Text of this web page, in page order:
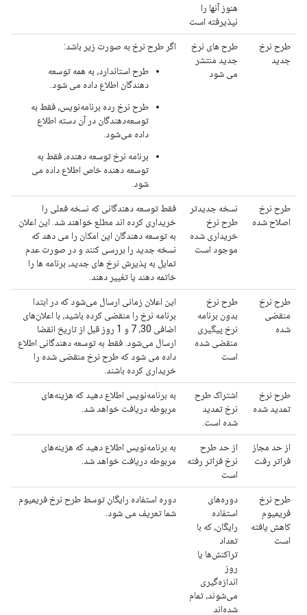
هنوز آنها را
نپذیرفته است
طرح نرخ
جدید
طرح های نرخ
جدید منتشر
می شود
اگر طرح نرخ به صورت زیر باشد:
طرح استاندارد، به همه توسعه
دهندگان اطلاع داده می شود.
طرح نرخ رده برنامه‌نویس، فقط به
توسعه‌دهندگان در آن دسته اطلاع
داده می‌شود.
برنامه نرخ توسعه دهنده، فقط به
توسعه دهنده خاص اطلاع داده می
شود.
طرح نرخ
اصلاح شده
نسخه جدیدتر
طرح نرخ
خریداری شده
موجود است
فقط توسعه دهندگانی که نسخه فعلی را
خریداری کرده اند مطلع خواهند شد. این اعلان
به توسعه دهندگان این امکان را می دهد که
نسخه جدید را بررسی کنند و در صورت عدم
تمایل به پذیرش نرخ های جدید، برنامه ها را
خاتمه دهند یا تغییر دهند.
طرح نرخ
منقضی
شده
طرح نرخ
بدون برنامه
نرخ پیگیری
منقضی شده
است
این اعلان زمانی ارسال می‌شود که در ابتدا
برنامه نرخ را منقضی کرده باشید، با اعلان‌های
اضافی 30، 7 و 1 روز قبل از تاریخ انقضا
ارسال می‌شود. فقط به توسعه دهندگانی اطلاع
داده می شود که طرح نرخ منقضی شده را
خریداری کرده باشند.
طرح نرخ
تمدید شده
اشتراک طرح
نرخ تمدید
شده است.
به برنامه‌نویس اطلاع دهید که هزینه‌های
مربوطه دریافت خواهد شد.
از حد مجاز
فراتر رفت
از حد طرح
نرخ فراتر رفته
است
به برنامه‌نویس اطلاع دهید که هزینه‌های
مربوطه دریافت خواهد شد.
طرح نرخ
فریمیوم
کاهش یافته
است
دوره‌های
استفاده
رایگان، که با
تعداد
تراکنش‌ها یا
روز
اندازه‌گیری
می‌شوند، تمام
شده‌اند
دوره استفاده رایگان توسط طرح نرخ فریمیوم
شما تعریف می شود.